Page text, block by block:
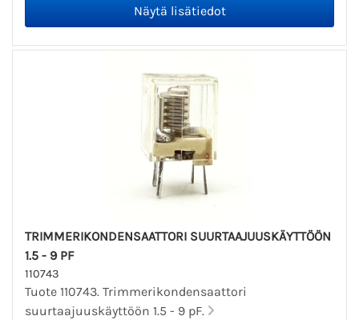
TRIMMERIKONDENSAATTORI SUURTAAJUUSKÄYTTÖÖN
1.5 - 9 PF
110743
Tuote 110743. Trimmerikondensaattori
suurtaajuuskäyttöön 1.5 - 9 pF.